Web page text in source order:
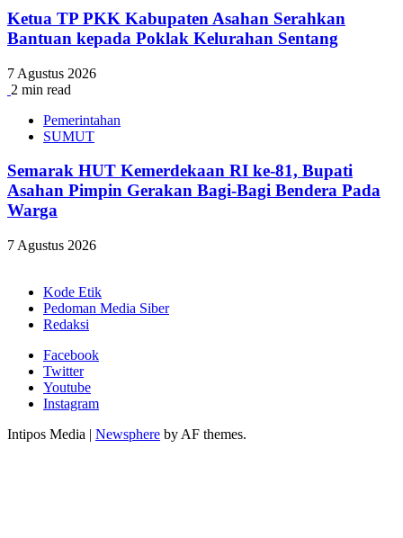
Ketua TP PKK Kabupaten Asahan Serahkan
Bantuan kepada Poklak Kelurahan Sentang
7 Agustus 2026
2 min read
Pemerintahan
SUMUT
Semarak HUT Kemerdekaan RI ke-81, Bupati
Asahan Pimpin Gerakan Bagi-Bagi Bendera Pada
Warga
7 Agustus 2026
Kode Etik
Pedoman Media Siber
Redaksi
Facebook
Twitter
Youtube
Instagram
Intipos Media | Newsphere by AF themes.